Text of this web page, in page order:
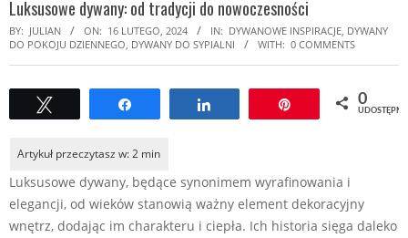
Luksusowe dywany: od tradycji do nowoczesności
BY: JULIAN ON: 16 LUTEGO, 2024 IN: DYWANOWE INSPIRACJE, DYWANY
DO POKOJU DZIENNEGO, DYWANY DO SYPIALNI WITH: 0 COMMENTS
Udostępnij Udostępnij Przypnij 0
Luksusowe dywany, będące synonimem wyrafinowania i
elegancji, od wieków stanowią ważny element dekoracyjny
wnętrz, dodając im charakteru i ciepła. Ich historia sięga daleko